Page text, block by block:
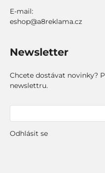
E-mail:
eshop@a8reklama.cz
Newsletter
Chcete dostávat novinky?
newslettru.
Odhlásit se